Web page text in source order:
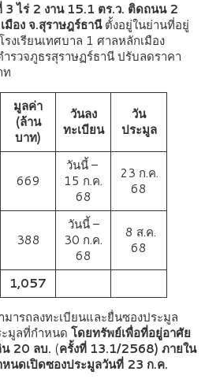
3 ไร่ 2 งาน 15.1 ตร.ว. ติดถนน 2
มือง จ.สุราษฎร์ธานีตั้งอยู่ในย่านที่อยู่
งเรียนเทศบาล 1 ศาลหลักเมือง
รวจภูธรสุราษฏร์ธานี ปรับลดราคา
ท
มูลค่า
(ล้าน
บาท)
วันลง
ทะเบียน
วัน
ประมูล
669
วันนี้ –
15 ก.ค.
68
23 ก.ค.
68
388
วันนี้ –
30 ก.ค.
68
8 ส.ค.
68
1,057
ารถลงทะเบียนและยื่นซองประมูล
ะมูลที่กำหนด โดยทรัพย์เพื่อที่อยู่อาศัย
น 20 ลบ. (ครั้งที่ 13.1/2568) ภายใน
หนดเปิดซองประมูลวันที่ 23 ก.ค.